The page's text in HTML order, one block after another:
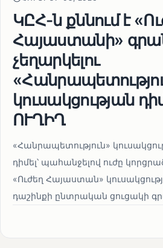
ԿԸՀ-ն քննում է
Հայաստանի»
չեղարկելու
կուսակցության
ՈՒՂԻՂ
«Հանրապետություն»
դիմել՝ պահանջելով ուժը
«Ուժեղ Հայաստան»
դաշինքի ընտրական ցուցակի